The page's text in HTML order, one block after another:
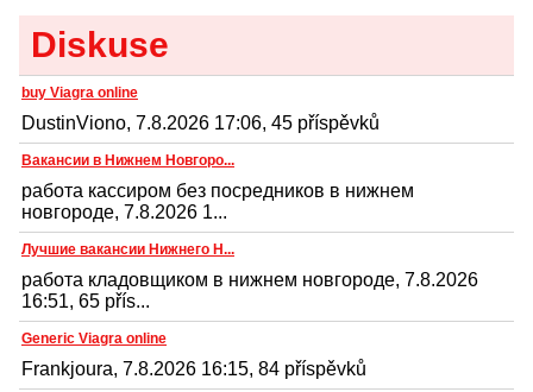
Diskuse
buy Viagra online
DustinViono, 7.8.2026 17:06, 45 příspěvků
Вакансии в Нижнем Новгоро...
работа кассиром без посредников в нижнем
новгороде, 7.8.2026 1...
Лучшие вакансии Нижнего Н...
работа кладовщиком в нижнем новгороде, 7.8.2026
16:51, 65 přís...
Generic Viagra online
Frankjoura, 7.8.2026 16:15, 84 příspěvků